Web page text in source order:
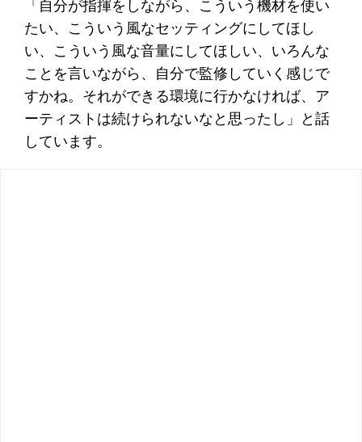
「自分が指揮をしながら、こういう機材を使い
たい、こういう風なセッティングにしてほし
い、こういう風な音量にしてほしい、いろんな
ことを言いながら、自分で監修していく感じで
すかね。それができる環境に行かなければ、ア
ーティストは続けられないなと思ったし」と話
しています。